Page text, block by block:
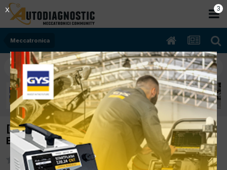
Meccatronica
[BMW F650GS 09/2001 652cc 651EA 37Kw
Benzina] Non si accende
2
X